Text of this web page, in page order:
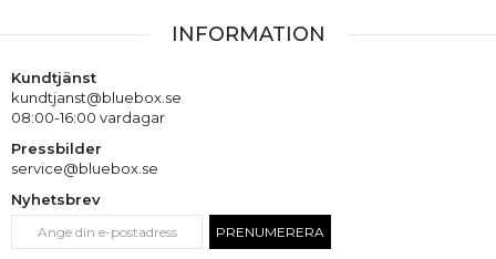
INFORMATION
Kundtjänst
kundtjanst@bluebox.se
08:00-16:00 vardagar
Pressbilder
service@bluebox.se
Nyhetsbrev
PRENUMERERA